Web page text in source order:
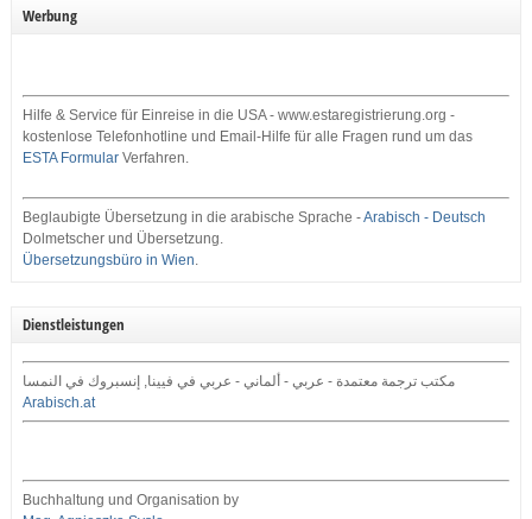
Werbung
Hilfe & Service für Einreise in die USA - www.estaregistrierung.org -
kostenlose Telefonhotline und Email-Hilfe für alle Fragen rund um das
ESTA FormularVerfahren.
Beglaubigte Übersetzung in die arabische Sprache -Arabisch - Deutsch
Dolmetscher und Übersetzung.
Übersetzungsbüro in Wien.
Dienstleistungen
مكتب ترجمة معتمدة - عربي - ألماني - عربي في فيينا, إنسبروك في النمسا
Arabisch.at
Buchhaltung und Organisation by